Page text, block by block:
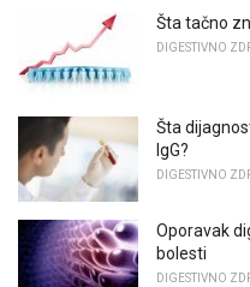
Šta tačno
DIGESTIVNO
Šta
IgG?
DIGESTIVNO
Oporavak
bolesti
DIGESTIVNO